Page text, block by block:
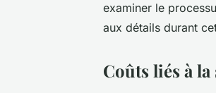
examiner le
aux détails durant
Coûts liés à